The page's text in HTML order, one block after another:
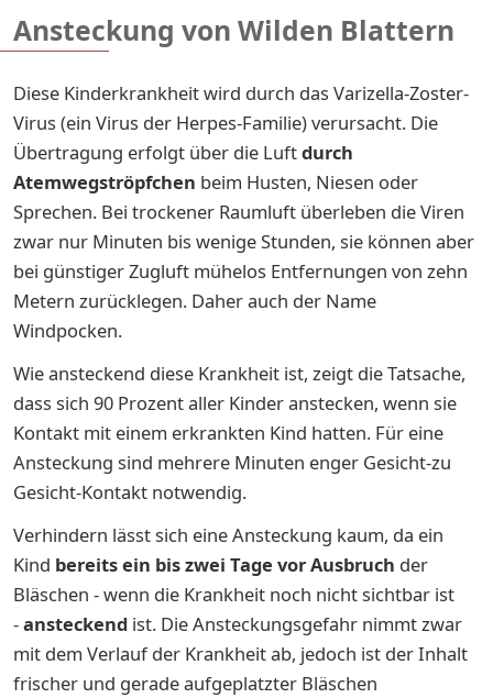
Ansteckung von Wilden Blattern
Diese Kinderkrankheit wird durch das Varizella-Zoster-
Virus (ein Virus der Herpes-Familie) verursacht. Die
Übertragung erfolgt über die Luftdurch
Atemwegströpfchen beim Husten, Niesen oder
Sprechen. Bei trockener Raumluft überleben die Viren
zwar nur Minuten bis wenige Stunden, sie können aber
bei günstiger Zugluft mühelos Entfernungen von zehn
Metern zurücklegen. Daher auch der Name
Windpocken.
Wie ansteckend diese Krankheit ist, zeigt die Tatsache,
dass sich 90 Prozent aller Kinder anstecken, wenn sie
Kontakt mit einem erkrankten Kind hatten. Für eine
Ansteckung sind mehrere Minuten enger Gesicht-zu
Gesicht-Kontakt notwendig.
Verhindern lässt sich eine Ansteckung kaum, da ein
Kind bereits ein bis zwei Tage vor Ausbruch der
Bläschen - wenn die Krankheit noch nicht sichtbar ist
-ansteckend ist. Die Ansteckungsgefahr nimmt zwar
mit dem Verlauf der Krankheit ab, jedoch ist der Inhalt
frischer und gerade aufgeplatzter Bläschen